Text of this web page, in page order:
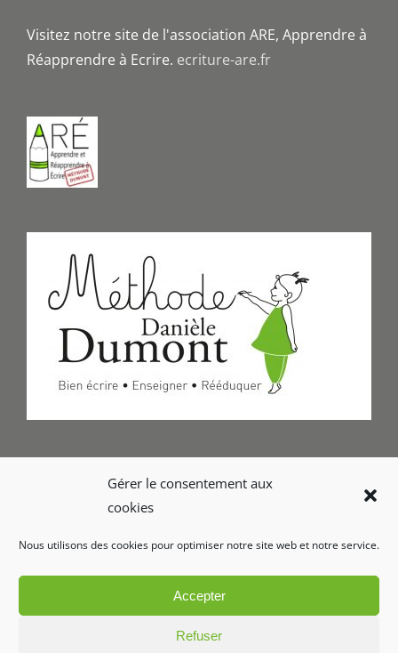
Gérer le consentement aux
cookies
Nous utilisons des cookies pour optimiser notre site web et notre service.
Accepter
Refuser
Visitez notre site de l'association ARE, Apprendre à
Réapprendre à Ecrire. ecriture-are.fr
Formulaire de Contact